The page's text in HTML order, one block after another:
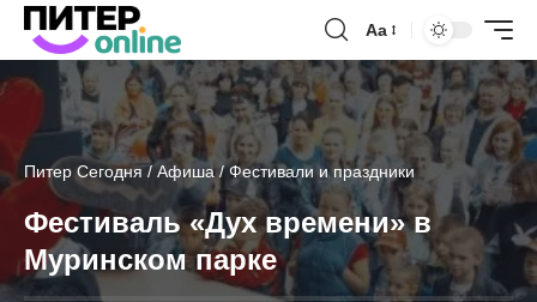
Аа
Питер Сегодня/Афиша/Фестивали и праздники
Фестиваль «Дух времени» в
Муринском парке